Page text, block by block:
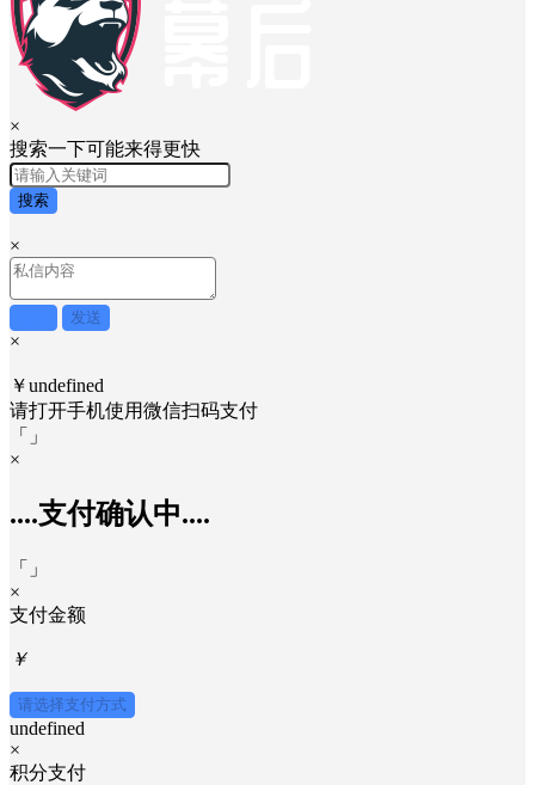
×
搜索一下可能来得更快
搜索
×
发送
×
￥undefined
请打开手机使用微信扫码支付
「
」
×
....支付确认中....
「
」
×
支付金额
￥
请选择支付方式
undefined
×
积分支付